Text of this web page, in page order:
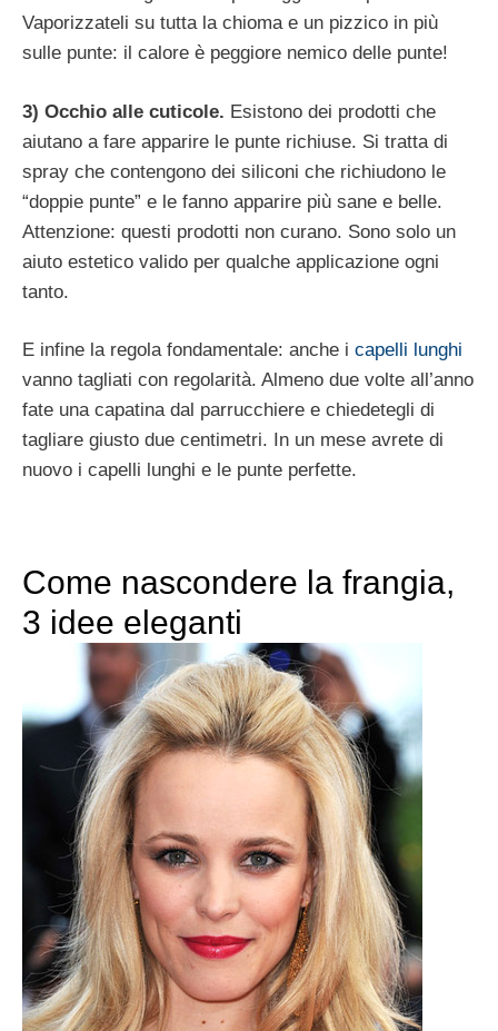
Vaporizzateli su tutta la chioma e un pizzico in più
sulle punte: il calore è peggiore nemico delle punte!
3) Occhio alle cuticole. Esistono dei prodotti che
aiutano a fare apparire le punte richiuse. Si tratta di
spray che contengono dei siliconi che richiudono le
“doppie punte” e le fanno apparire più sane e belle.
Attenzione: questi prodotti non curano. Sono solo un
aiuto estetico valido per qualche applicazione ogni
tanto.
E infine la regola fondamentale: anche i capelli lunghi
vanno tagliati con regolarità. Almeno due volte all’anno
fate una capatina dal parrucchiere e chiedetegli di
tagliare giusto due centimetri. In un mese avrete di
nuovo i capelli lunghi e le punte perfette.
Come nascondere la frangia,
3 idee eleganti